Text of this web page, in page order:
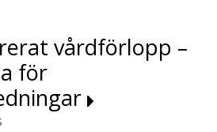
vårdförlopp –
för